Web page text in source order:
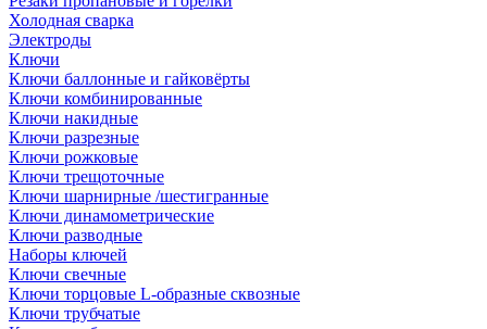
Холодная сварка
Электроды
Ключи
Ключи баллонные и гайковёрты
Ключи комбинированные
Ключи накидные
Ключи разрезные
Ключи рожковые
Ключи трещоточные
Ключи шарнирные /шестигранные
Ключи динамометрические
Ключи разводные
Наборы ключей
Ключи свечные
Ключи торцовые L-образные сквозные
Ключи трубчатые